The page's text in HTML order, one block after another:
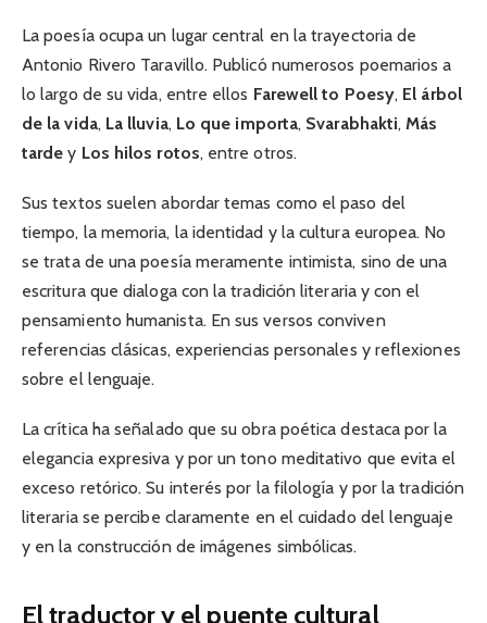
La poesía ocupa un lugar central en la trayectoria de
Antonio Rivero Taravillo. Publicó numerosos poemarios a
lo largo de su vida, entre ellos Farewell to Poesy, El árbol
de la vida, La lluvia, Lo que importa, Svarabhakti, Más
tarde y Los hilos rotos, entre otros.
Sus textos suelen abordar temas como el paso del
tiempo, la memoria, la identidad y la cultura europea. No
se trata de una poesía meramente intimista, sino de una
escritura que dialoga con la tradición literaria y con el
pensamiento humanista. En sus versos conviven
referencias clásicas, experiencias personales y reflexiones
sobre el lenguaje.
La crítica ha señalado que su obra poética destaca por la
elegancia expresiva y por un tono meditativo que evita el
exceso retórico. Su interés por la filología y por la tradición
literaria se percibe claramente en el cuidado del lenguaje
y en la construcción de imágenes simbólicas.
El traductor y el puente cultural